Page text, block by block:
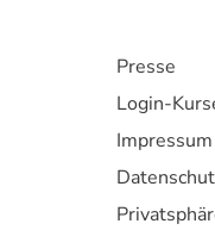
Presse
Login-
Impressum